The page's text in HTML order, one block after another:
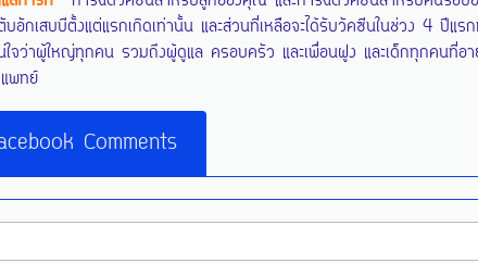
อักเสบบีตั้งแต่แรกเกิดเท่านั้น และส่วนที่เหลือจะได้รับวัคซีนในช่วง 4 ปีแร
ใจว่าผู้ใหญ่ทุกคน รวมถึงผู้ดูแล ครอบครัว และเพื่อนฝูง และเด็กทุกคนที่อ
พทย์
Comments